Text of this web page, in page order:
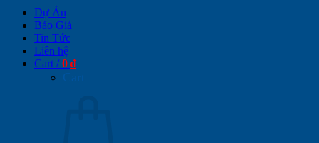
Dự Án
Báo Giá
Tin Tức
Liên hệ
Cart /0 ₫
Cart